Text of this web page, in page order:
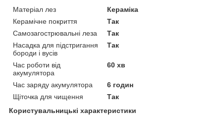
Матеріал лез
Кераміка
Керамічне покриття
Так
Самозагострювальні леза
Так
Насадка для підстригання
бороди і вусів
Так
Час роботи від
акумулятора
60 хв
Час заряду акумулятора
6 годин
Щіточка для чищення
Так
Користувальницькі характеристики